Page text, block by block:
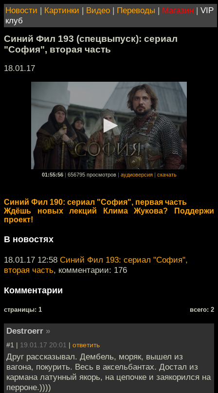
Новости | Картинки | Видео | Переводы | Магазин | VIP
клуб
Синий Фил 193 (спецвыпуск): сериал
"София", вторая часть
18.01.17
01:55:56 656795 просмотров аудиоверсия скачать
Синий Фил 190: сериал "София", первая часть
Ждёшь новых лекций Клима Жукова? Поддержи
проект!
В новостях
18.01.17 12:58 Синий Фил 193: сериал "София",
вторая часть, комментарии: 176
Комментарии
cтраницы: 1 всего: 2
Destroerr »
#1 | 19.01.17 20:01 | ответить
Друг рассказывал. Дембель, моряк, вышел из
вагона, покурить. Весь в аксельбантах. Достал из
кармана латунный якорь, на цепочке и заякорился на
перроне.))))